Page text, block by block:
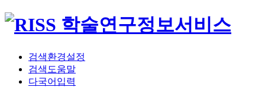
검색환경설정
검색도움말
다국어입력